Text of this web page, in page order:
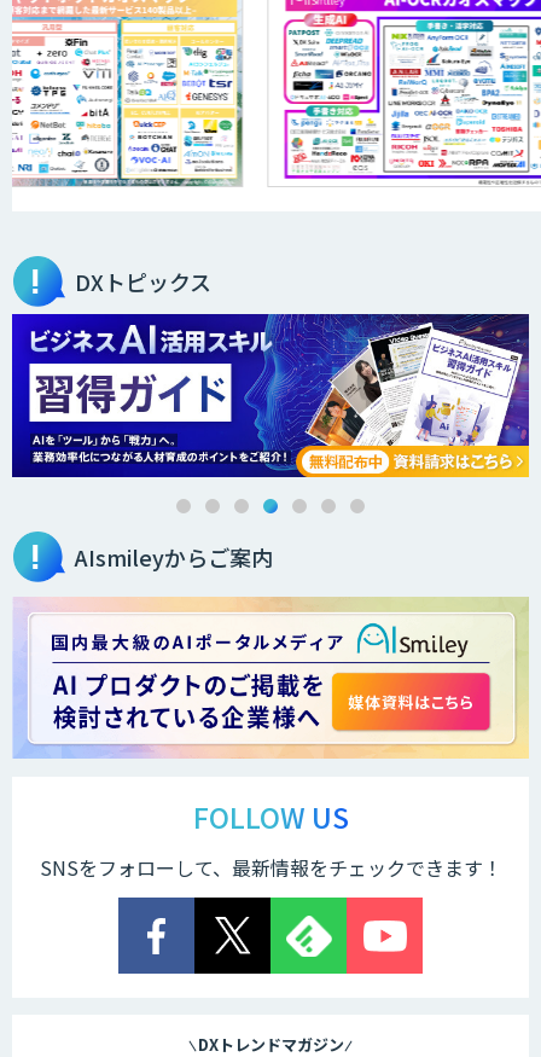
AmiVoice ISR Studio
PKSHA VoiceAgent
DHK CANVAS
音声認識／対話型AIのソリューション
スマホdeナビ
DXトピックス
AIsmileyからご案内
FOLLOW US
SNSをフォローして、最新情報をチェックできます！
DXトレンドマガジン